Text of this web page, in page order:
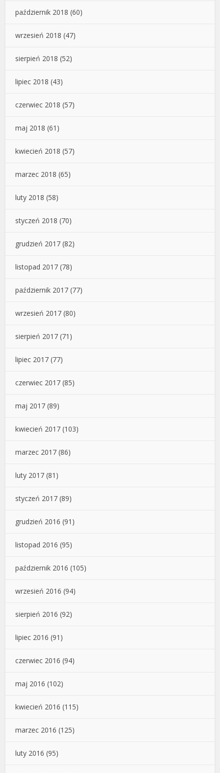
październik 2018 (60)
wrzesień 2018 (47)
sierpień 2018 (52)
lipiec 2018 (43)
czerwiec 2018 (57)
maj 2018 (61)
kwiecień 2018 (57)
marzec 2018 (65)
luty 2018 (58)
styczeń 2018 (70)
grudzień 2017 (82)
listopad 2017 (78)
październik 2017 (77)
wrzesień 2017 (80)
sierpień 2017 (71)
lipiec 2017 (77)
czerwiec 2017 (85)
maj 2017 (89)
kwiecień 2017 (103)
marzec 2017 (86)
luty 2017 (81)
styczeń 2017 (89)
grudzień 2016 (91)
listopad 2016 (95)
październik 2016 (105)
wrzesień 2016 (94)
sierpień 2016 (92)
lipiec 2016 (91)
czerwiec 2016 (94)
maj 2016 (102)
kwiecień 2016 (115)
marzec 2016 (125)
luty 2016 (95)